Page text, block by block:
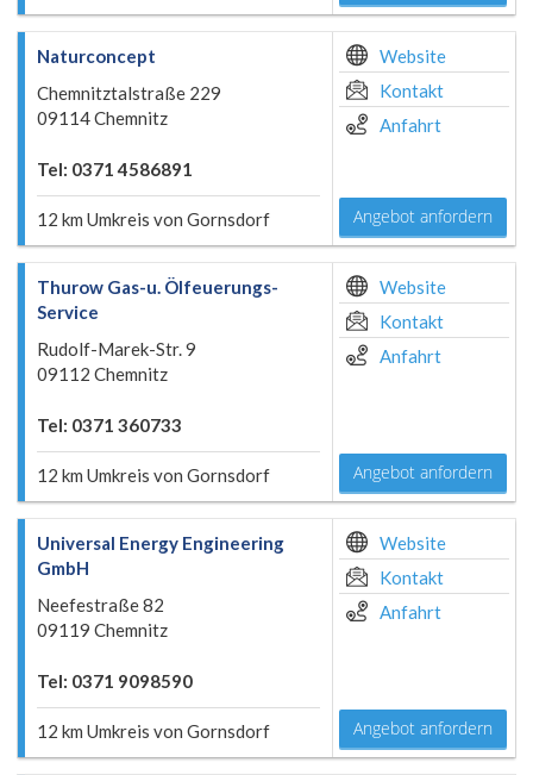
Naturconcept
Chemnitztalstraße 229
09114 Chemnitz
Tel: 0371 4586891
12 km Umkreis von Gornsdorf
Website
Kontakt
Anfahrt
Angebot anfordern
Thurow Gas-u. Ölfeuerungs-
Service
Rudolf-Marek-Str. 9
09112 Chemnitz
Tel: 0371 360733
12 km Umkreis von Gornsdorf
Website
Kontakt
Anfahrt
Angebot anfordern
Universal Energy Engineering
GmbH
Neefestraße 82
09119 Chemnitz
Tel: 0371 9098590
12 km Umkreis von Gornsdorf
Website
Kontakt
Anfahrt
Angebot anfordern